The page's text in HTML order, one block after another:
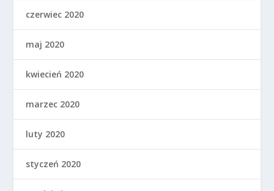
czerwiec 2020
maj 2020
kwiecień 2020
marzec 2020
luty 2020
styczeń 2020